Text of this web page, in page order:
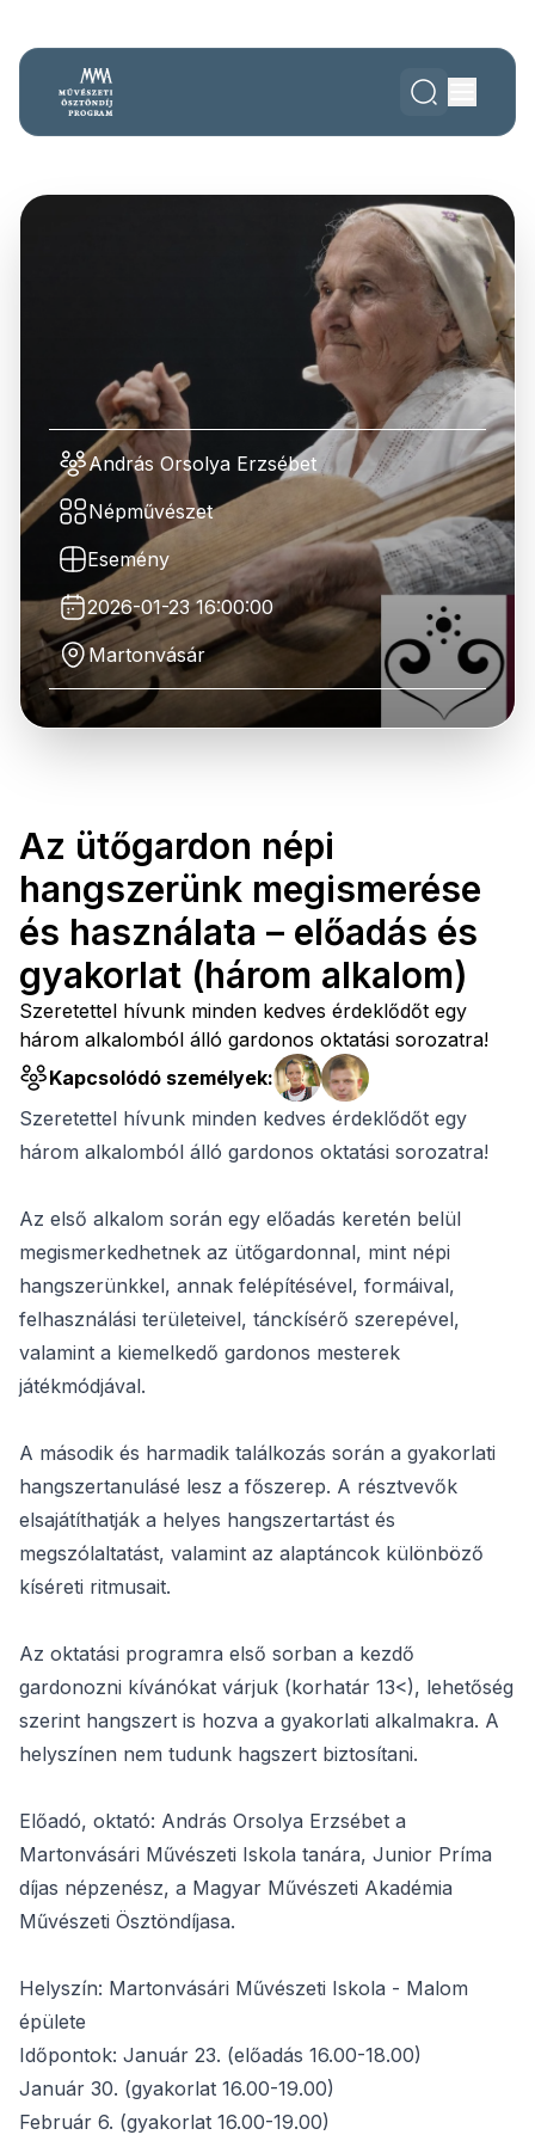
András Orsolya Erzsébet
Népművészet
Esemény
2026-01-23 16:00:00
Martonvásár
Az ütőgardon népi
hangszerünk megismerése
és használata – előadás és
gyakorlat (három alkalom)
Szeretettel hívunk minden kedves érdeklődőt egy
három alkalomból álló gardonos oktatási sorozatra!
Kapcsolódó személyek:
Szeretettel hívunk minden kedves érdeklődőt egy
három alkalomból álló gardonos oktatási sorozatra!
Az első alkalom során egy előadás keretén belül
megismerkedhetnek az ütőgardonnal, mint népi
hangszerünkkel, annak felépítésével, formáival,
felhasználási területeivel, tánckísérő szerepével,
valamint a kiemelkedő gardonos mesterek
játékmódjával.
A második és harmadik találkozás során a gyakorlati
hangszertanulásé lesz a főszerep. A résztvevők
elsajátíthatják a helyes hangszertartást és
megszólaltatást, valamint az alaptáncok különböző
kíséreti ritmusait.
Az oktatási programra első sorban a kezdő
gardonozni kívánókat várjuk (korhatár 13<), lehetőség
szerint hangszert is hozva a gyakorlati alkalmakra. A
helyszínen nem tudunk hagszert biztosítani.
Előadó, oktató: András Orsolya Erzsébet a
Martonvásári Művészeti Iskola tanára, Junior Príma
díjas népzenész, a Magyar Művészeti Akadémia
Művészeti Ösztöndíjasa.
Helyszín: Martonvásári Művészeti Iskola - Malom
épülete
Időpontok: Január 23. (előadás 16.00-18.00)
Január 30. (gyakorlat 16.00-19.00)
Február 6. (gyakorlat 16.00-19.00)